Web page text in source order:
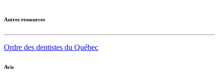
Autres ressources
Ordre des dentistes du Québec
Avis